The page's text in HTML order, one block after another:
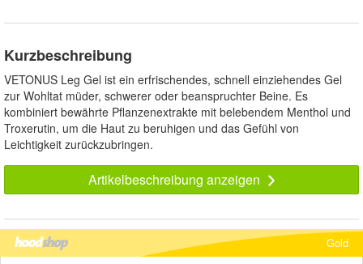
Kurzbeschreibung
VETONUS Leg Gel ist ein erfrischendes, schnell einziehendes Gel
zur Wohltat müder, schwerer oder beanspruchter Beine. Es
kombiniert bewährte Pflanzenextrakte mit belebendem Menthol und
Troxerutin, um die Haut zu beruhigen und das Gefühl von
Leichtigkeit zurückzubringen.
Artikelbeschreibung anzeigen
Gold